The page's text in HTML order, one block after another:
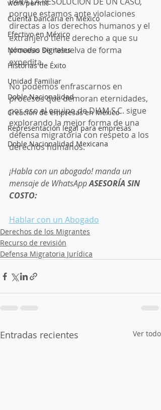
work permit
Cuenta bancaria en México
Efectivo en México
Nómadas Digitales
Historias de Éxito
Unidad Familiar
Doble Nacionalidad
Creación de empresas en México
Representación legal para empresas
Doble Nacionalidad Mexicana
porque estamos ante violaciones
directas a los derechos humanos y el
extranjero tiene derecho a que su
proceso se resuelva de forma
expedita.
No podemos enfrascarnos en
procesos que demoran eternidades,
por eso el equipo de DIAM S.C. sigue
explorando la mejor forma de una
defensa migratoria con respeto a los
derechos humanos.
¡Habla con un abogado! manda un
mensaje de WhatsApp ASESORÍA SIN
COSTO:
Hablar con un Abogado
Derechos de los Migrantes
Recurso de revisión
Defensa Migratoria Jurídica
Entradas recientes Ver todo